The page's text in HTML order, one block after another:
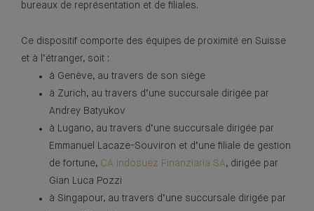
bureaux de représentation et de filiales.
Ce dispositif comporte des équipes de proximité en Suisse
et à l’étranger, soit :
à Genève, au travers de son siège
à Zurich, au travers d’une succursale dirigée par
Andrey Batyukov
à Lugano, au travers d’une succursale dirigée par
Emmanuel Lacaze-Souviron et d’une filiale de gestion
de fortune, CA Indosuez Finanziaria SA, dirigée par
Gian Luca Pozzi
à Singapour, au travers d’une succursale dirigée par